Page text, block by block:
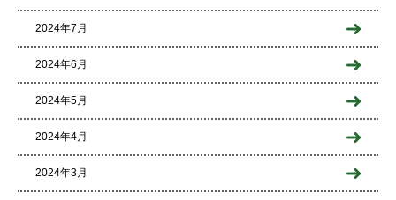
2024年7月
2024年6月
2024年5月
2024年4月
2024年3月